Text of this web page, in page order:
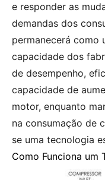
e responder as
demandas dos
permanecerá como
capacidade dos
de desempenho,
capacidade de
motor, enquanto
na consumação de
se uma tecnologia
Como Funciona um